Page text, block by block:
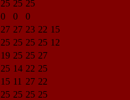
25 25 25
0 0
0
27 27 23 22 15
25 25 25 25 12
19 25 25 27
25 14 22 25
15 11 27 22
25 25 25 25